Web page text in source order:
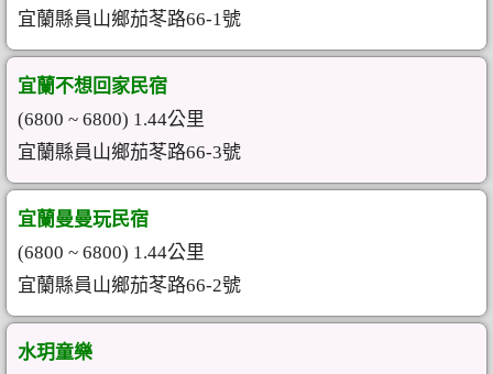
宜蘭縣員山鄉茄苳路66-1號
宜蘭不想回家民宿
(6800 ~ 6800) 1.44公里
宜蘭縣員山鄉茄苳路66-3號
宜蘭曼曼玩民宿
(6800 ~ 6800) 1.44公里
宜蘭縣員山鄉茄苳路66-2號
水玥童樂